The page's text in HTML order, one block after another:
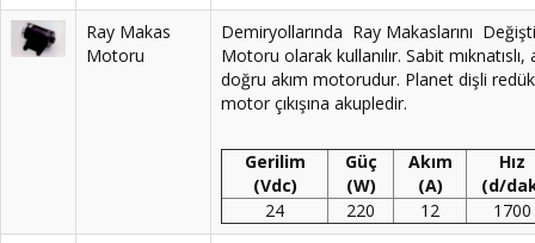
Ray Makas
Motoru
Demiryollarında Ray Makaslarını
Motoru olarak kullanılır. Sabit mıknatıslı,
doğru akım motorudur. Planet dişli
motor çıkışına akupledir.
Gerilim
(Vdc)
Güç
(W)
Akım
(A)
Hız
(d/
24
220 12
1700